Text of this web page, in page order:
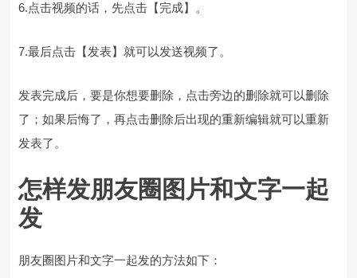
6.点击视频的话，先点击【完成】。
7.最后点击【发表】就可以发送视频了。
发表完成后，要是你想要删除，点击旁边的删除就可以删除
了；如果后悔了，再点击删除后出现的重新编辑就可以重新
发表了。
怎样发朋友圈图片和文字一起
发
朋友圈图片和文字一起发的方法如下：